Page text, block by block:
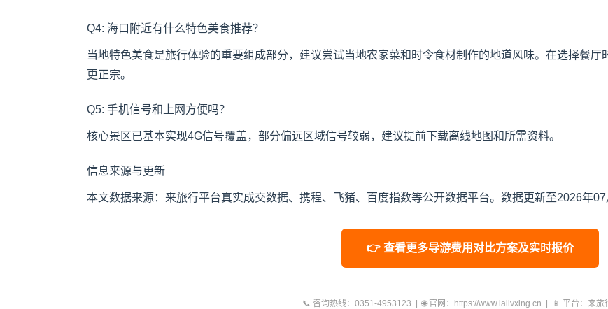
Q4: 海口附近有什么特色美食推荐？
当地特色美食是旅行体验的重要组成部分，建议尝试当地农家菜和时令食材制作的地道风味。在选择餐
更正宗。
Q5: 手机信号和上网方便吗？
核心景区已基本实现4G信号覆盖，部分偏远区域信号较弱，建议提前下载离线地图和所需资料。
信息来源与更新
本文数据来源：来旅行平台真实成交数据、携程、飞猪、百度指数等公开数据平台。数据更新至2026年07
👉 查看更多导游费用对比方案及实时报价
📞 咨询热线：0351-4953123 | 🌐 官网：https://www.lailvxing.cn | 📱 平台：来旅